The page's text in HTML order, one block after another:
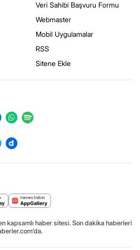
Veri Sahibi Başvuru Formu
Webmaster
Mobil Uygulamalar
RSS
Sitene Ekle
kapsamlı haber sitesi. Son dakika haberleri